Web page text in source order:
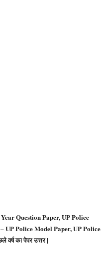
Question Paper, UP Police
UP Police Model Paper, UP Police
का पेपर उत्तर |